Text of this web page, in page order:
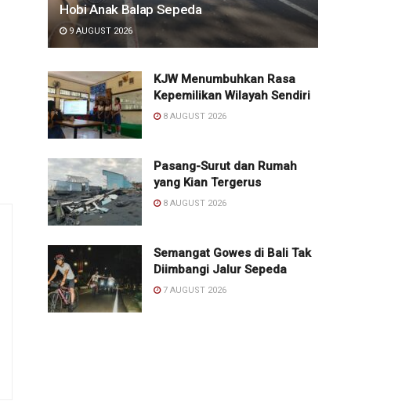
Hobi Anak Balap Sepeda
9 AUGUST 2026
KJW Menumbuhkan Rasa
Kepemilikan Wilayah Sendiri
8 AUGUST 2026
Pasang-Surut dan Rumah
yang Kian Tergerus
8 AUGUST 2026
Semangat Gowes di Bali Tak
Diimbangi Jalur Sepeda
7 AUGUST 2026